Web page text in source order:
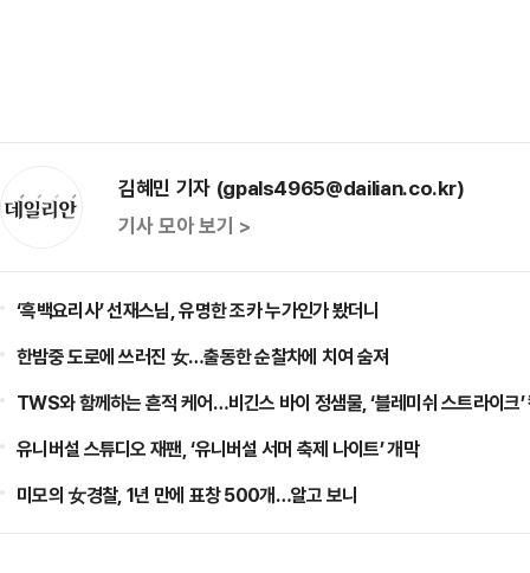
김혜민 기자 (gpals4965@dailian.co.kr)
기사 모아 보기 >
‘흑백요리사’ 선재스님, 유명한 조카 누가인가 봤더니
한밤중 도로에 쓰러진 女…출동한 순찰차에 치여 숨져
TWS와 함께하는 흔적 케어…비긴스 바이 정샘물, ‘블레미쉬 스트라이크’
유니버설 스튜디오 재팬, ‘유니버설 서머 축제 나이트’ 개막
미모의 女경찰, 1년 만에 표창 500개…알고 보니